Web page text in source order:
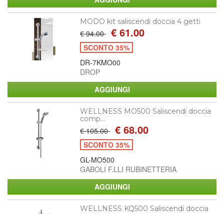
MODO kit saliscendi doccia 4 getti
€ 94.00 € 61.00
SCONTO 35%
DR-7KMO00
DROP
WELLNESS MO500 Saliscendi doccia
comp...
€ 105.00 € 68.00
SCONTO 35%
GL-MO500
GABOLI F.LLI RUBINETTERIA
WELLNESS KQ500 Saliscendi doccia